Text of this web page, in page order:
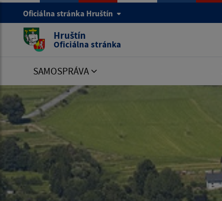
Oficiálna stránka Hruštín
Hruštín
Oficiálna stránka
SAMOSPRÁVA